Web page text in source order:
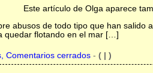
Este artículo de Olga aparece
abusos de todo tipo que han salido
quedar flotando en el mar […]
Comentarios cerrados- ( | )